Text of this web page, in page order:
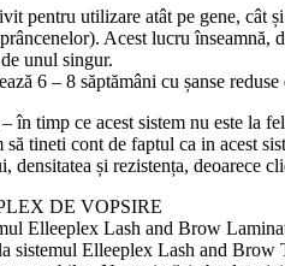
pentru utilizare atât pe gene, cât
Acest lucru înseamnă,
unul singur.
6 – 8 săptămâni cu șanse
în timp ce acest sistem nu este la
să tineti cont de faptul ca in acest
densitatea și rezistența, deoarece
DE VOPSIRE
Elleeplex Lash and Brow
sistemul Elleeplex Lash and